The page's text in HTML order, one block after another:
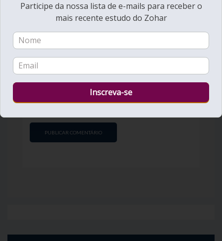
Nome
Email
Site
Guardar o meu nome, email e site neste
navegador para a próxima vez que eu comentar.
Participe da nossa lista de e-mails para receber o
mais recente estudo do Zohar